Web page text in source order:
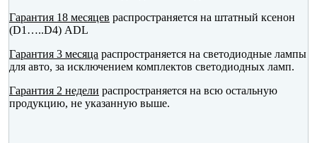
Гарантия 18 месяцев распространяется на штатный ксенон
(D1…..D4) ADL
Гарантия 3 месяца распространяется на светодиодные лампы
для авто, за исключением комплектов светодиодных ламп.
Гарантия 2 недели распространяется на всю остальную
продукцию, не указанную выше.